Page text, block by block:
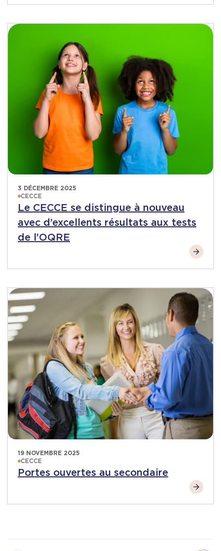
3 DÉCEMBRE 2025
CECCE
Le CECCE se distingue à nouveau
avec d’excellents résultats aux tests
de l’OQRE
19 NOVEMBRE 2025
CECCE
Portes ouvertes au secondaire